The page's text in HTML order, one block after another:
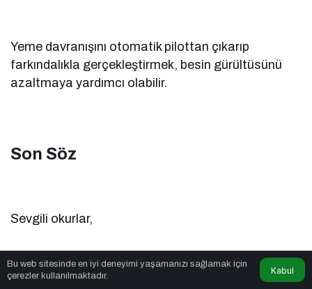
Yeme davranışını otomatik pilottan çıkarıp
farkındalıkla gerçekleştirmek, besin gürültüsünü
azaltmaya yardımcı olabilir.
Son Söz
Sevgili okurlar,
Bu web sitesinde en iyi deneyimi yaşamanızı sağlamak için
çerezler kullanılmaktadır.
Kabul